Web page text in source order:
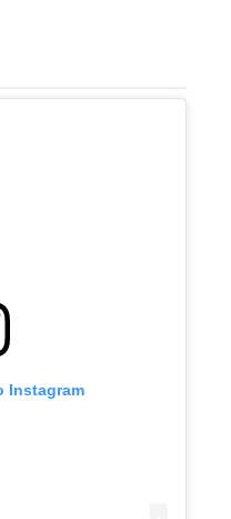
Instagram